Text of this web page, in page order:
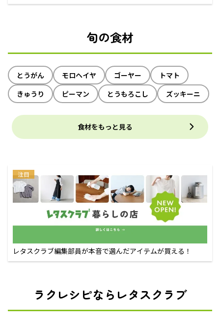
えるECサイト
旬の食材
とうがん モロヘイヤ ゴーヤー
トマト
きゅうり
ピーマン とうもろこし ズッキーニ
食材をもっと見る
注目
レタスクラブ編集部員が本音で選んだアイテムが買える！
ラクレシピならレタスクラブ